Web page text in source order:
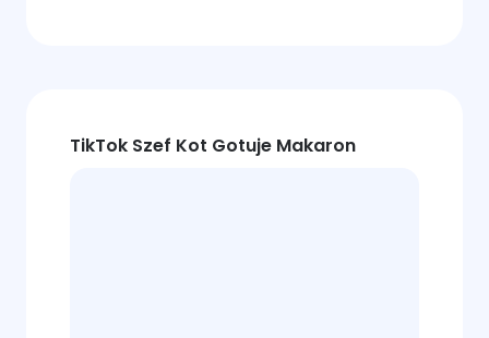
TikTok Szef Kot Gotuje Makaron